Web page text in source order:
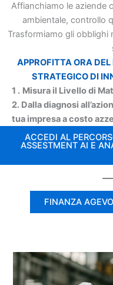
Affianchiamo le aziende
ambientale, controllo
Trasformiamo gli
APPROFITTA ORA
STRATEGICO DI
1 . Misura il Livello di
2. Dalla diagnosi
tua impresa a costo
ACCEDI AL
ASSESTMENT AI E
FINANZA